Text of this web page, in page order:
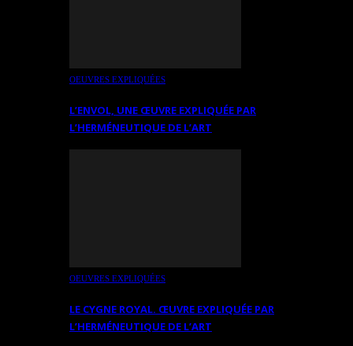
OEUVRES EXPLIQUÉES
L’ENVOL, UNE ŒUVRE EXPLIQUÉE PAR
L’HERMÉNEUTIQUE DE L’ART
OEUVRES EXPLIQUÉES
LE CYGNE ROYAL. ŒUVRE EXPLIQUÉE PAR
L’HERMÉNEUTIQUE DE L’ART